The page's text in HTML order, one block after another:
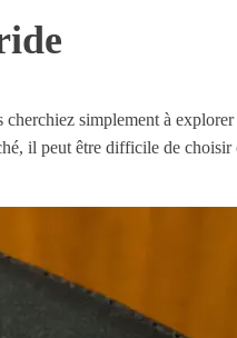
simplement à
il peut être difficile de